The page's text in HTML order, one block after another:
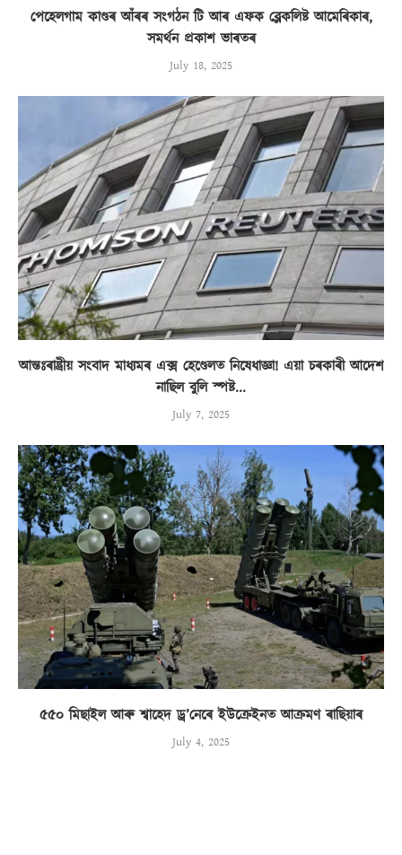
পেহেলগাম কাণ্ডৰ আঁৰৰ সংগঠন টি আৰ এফক ব্লেকলিষ্ট আমেৰিকাৰ,
সমৰ্থন প্ৰকাশ ভাৰতৰ
July 18, 2025
আন্তঃৰাষ্ট্ৰীয় সংবাদ মাধ্যমৰ এক্স হেণ্ডেলত নিষেধাজ্ঞা! এয়া চৰকাৰী আদেশ
নাছিল বুলি স্পষ্ট...
July 7, 2025
৫৫০ মিছাইল আৰু শ্বাহেদ ড্ৰ’নেৰে ইউক্ৰেইনত আক্ৰমণ ৰাছিয়াৰ
July 4, 2025